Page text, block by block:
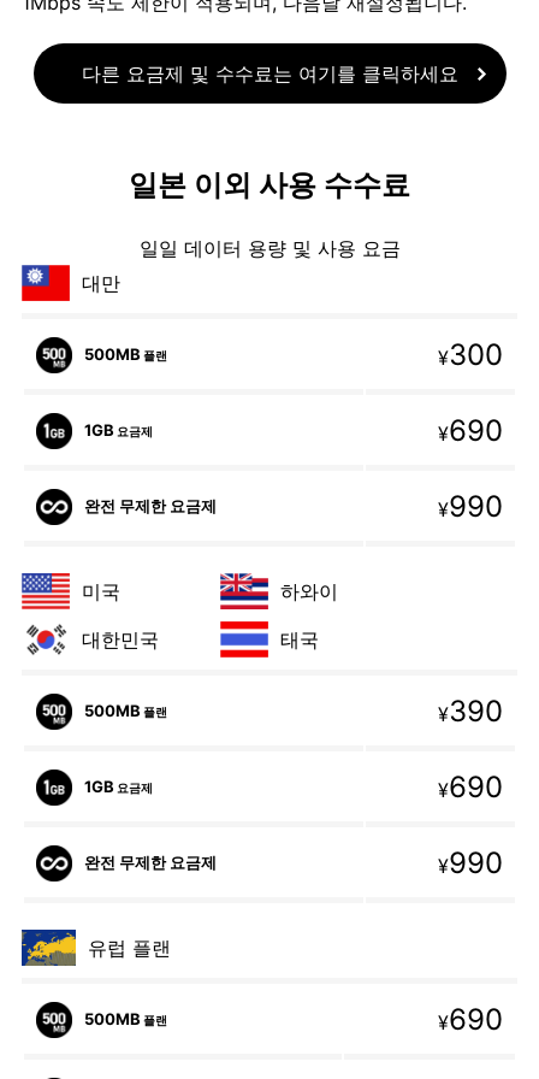
다른 요금제 및 수수료는 여기를 클릭하세요
일본 이외 사용 수수료
일일 데이터 용량 및 사용 요금
대만
500MB 플랜 ¥300
1GB 요금제 ¥690
완전 무제한 요금제 ¥990
미국
하와이
대한민국
태국
500MB 플랜 ¥390
1GB 요금제 ¥690
완전 무제한 요금제 ¥990
유럽 플랜
500MB 플랜 ¥690